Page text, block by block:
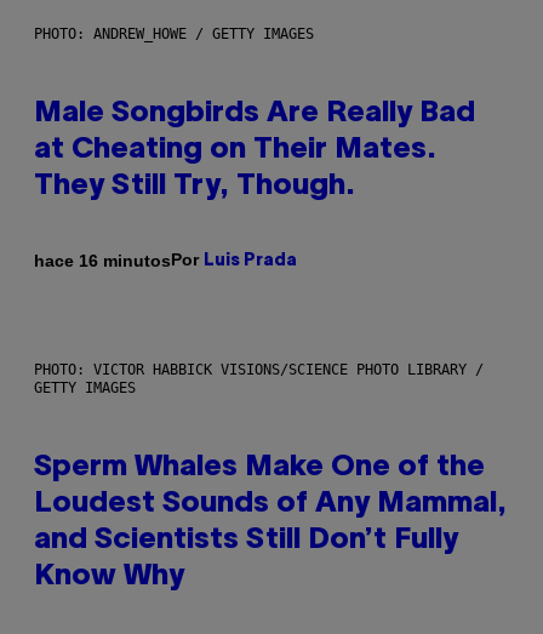
PHOTO: ANDREW_HOWE / GETTY IMAGES
Male Songbirds Are Really Bad
at Cheating on Their Mates.
They Still Try, Though.
hace 16 minutosPor Luis Prada
PHOTO: VICTOR HABBICK VISIONS/SCIENCE PHOTO LIBRARY /
GETTY IMAGES
Sperm Whales Make One of the
Loudest Sounds of Any Mammal,
and Scientists Still Don’t Fully
Know Why